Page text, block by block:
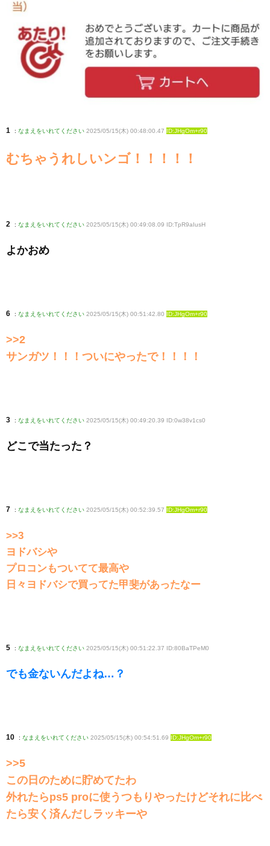
1 : なまえをいれてください 2025/05/15(木) 00:48:00.47 ID:JHgOm+r90
むちゃうれしいンゴ！！！！！
2 : なまえをいれてください 2025/05/15(木) 00:49:08.09 ID:TpR9aIusH
よかおめ
6 : なまえをいれてください 2025/05/15(木) 00:51:42.80 ID:JHgOm+r90
>>2
サンガツ！！！ついにやったで！！！！
3 : なまえをいれてください 2025/05/15(木) 00:49:20.39 ID:0w38v1cs0
どこで当たった？
7 : なまえをいれてください 2025/05/15(木) 00:52:39.57 ID:JHgOm+r90
>>3
ヨドバシや
プロコンもついてて最高や
日々ヨドバシで買ってた甲斐があったなー
5 : なまえをいれてください 2025/05/15(木) 00:51:22.37 ID:80BaTPeM0
でも金ないんだよね…？
10 : なまえをいれてください 2025/05/15(木) 00:54:51.69 ID:JHgOm+r90
>>5
この日のために貯めてたわ
外れたらps5 proに使うつもりやったけどそれに比べ
たら安く済んだしラッキーや